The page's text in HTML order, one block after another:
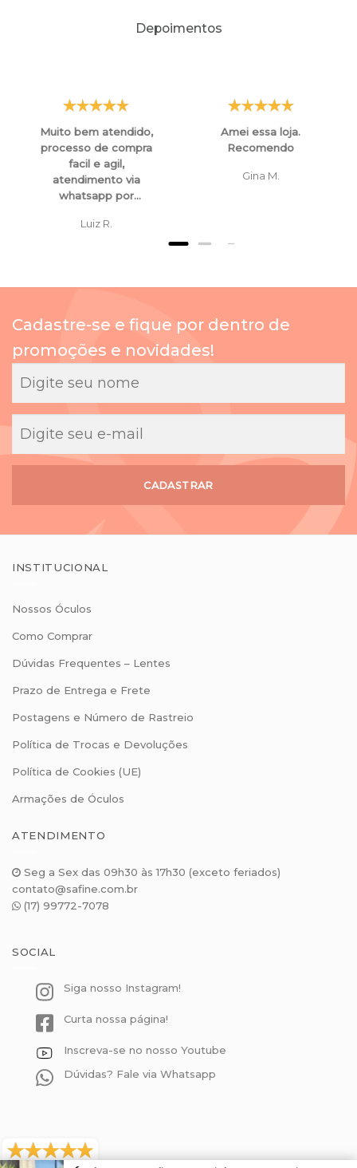
Depoimentos
Muito bem atendido,
processo de compra
facil e agil,
atendimento via
whatsapp por
atenciosos e
mesmo para
compras.
Luiz R.
Amei essa loja.
Recomendo
Gina M.
Cadastre-se e fique por dentro de
promoções e novidades!
CADASTRAR
INSTITUCIONAL
Nossos Óculos
Como Comprar
Dúvidas Frequentes – Lentes
Prazo de Entrega e Frete
Postagens e Número de Rastreio
Política de Trocas e Devoluções
Política de Cookies (UE)
Armações de Óculos
ATENDIMENTO
Seg a Sex das 09h30 às 17h30 (exceto feriados)
contato@safine.com.br
(17) 99772-7078
SOCIAL
Siga nosso Instagram!
Curta nossa página!
Inscreva-se no nosso Youtube
Dúvidas? Fale via Whatsapp